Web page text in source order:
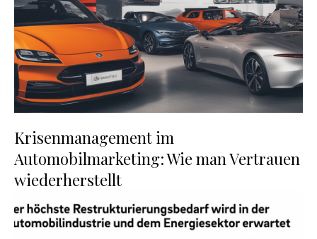
Krisenmanagement im
Automobilmarketing: Wie man Vertrauen
wiederherstellt